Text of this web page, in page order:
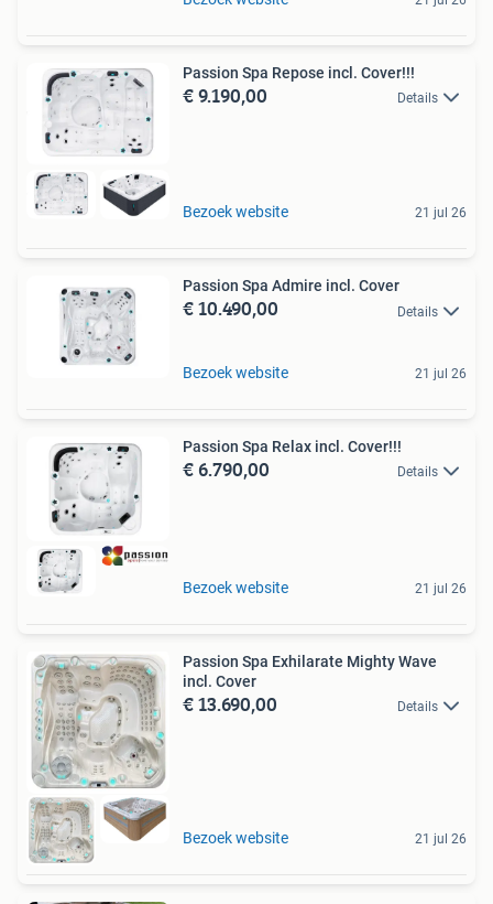
Passion Spa Repose incl. Cover!!!
€ 9.190,00 Details
Bezoek website 21 jul 26
Passion Spa Admire incl. Cover
€ 10.490,00 Details
Bezoek website 21 jul 26
Passion Spa Relax incl. Cover!!!
€ 6.790,00 Details
Bezoek website 21 jul 26
Passion Spa Exhilarate Mighty Wave
incl. Cover
€ 13.690,00 Details
Bezoek website 21 jul 26